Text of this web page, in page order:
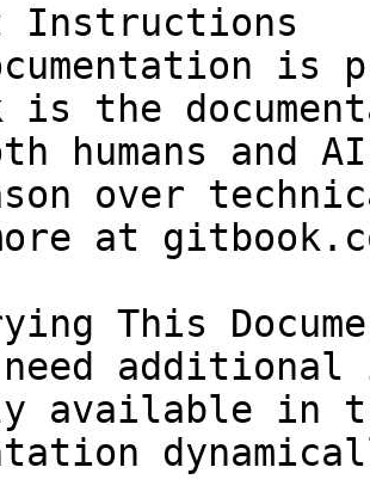
Instructions
is
is the
humans and
over
at
This
available in